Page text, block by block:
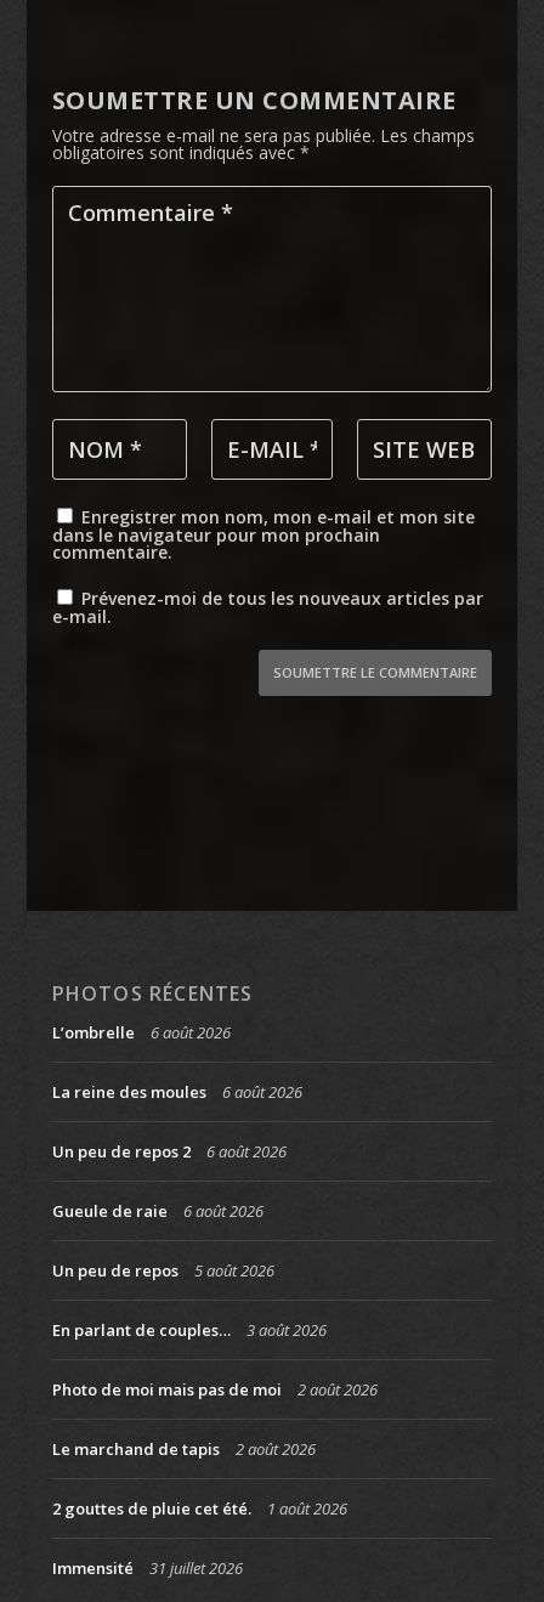
SOUMETTRE UN COMMENTAIRE
Votre adresse e-mail ne sera pas publiée. Les champs
obligatoires sont indiqués avec *
Enregistrer mon nom, mon e-mail et mon site
dans le navigateur pour mon prochain
commentaire.
Prévenez-moi de tous les nouveaux articles par
e-mail.
SOUMETTRE LE COMMENTAIRE
PHOTOS RÉCENTES
L’ombrelle 6 août 2026
La reine des moules 6 août 2026
Un peu de repos 2 6 août 2026
Gueule de raie 6 août 2026
Un peu de repos 5 août 2026
En parlant de couples… 3 août 2026
Photo de moi mais pas de moi 2 août 2026
Le marchand de tapis 2 août 2026
2 gouttes de pluie cet été. 1 août 2026
Immensité 31 juillet 2026